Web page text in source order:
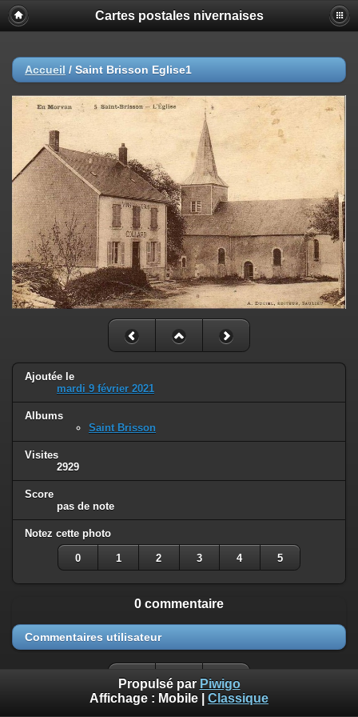
Cartes postales nivernaises
Accueil / Saint Brisson Eglise1
Ajoutée le
mardi 9 février 2021
Albums
Saint Brisson
Visites
2929
Score
pas de note
Notez cette photo
0 1 2 3 4 5
0 commentaire
Commentaires utilisateur
Propulsé par Piwigo
Affichage : Mobile Classique